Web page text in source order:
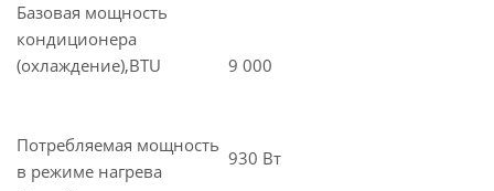
Базовая мощность
кондиционера
(охлаждение),BTU
9 000
Потребляемая мощность
в режиме нагрева
930 Вт